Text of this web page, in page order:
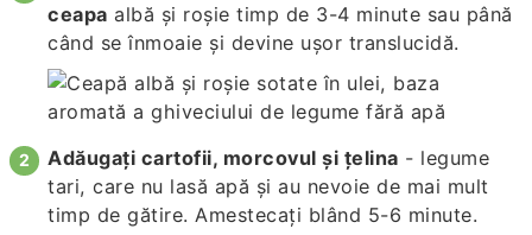
ceapa albă și roșie timp de 3-4 minute sau până
când se înmoaie și devine ușor translucidă.
Adăugați cartofii, morcovul și țelina - legume
tari, care nu lasă apă și au nevoie de mai mult
timp de gătire. Amestecați blând 5-6 minute.